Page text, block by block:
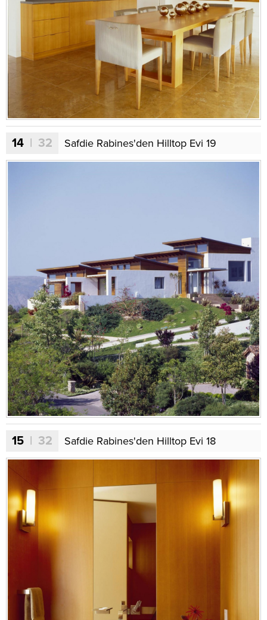
14 | 32 Safdie Rabines'den Hilltop Evi 19
15 | 32 Safdie Rabines'den Hilltop Evi 18